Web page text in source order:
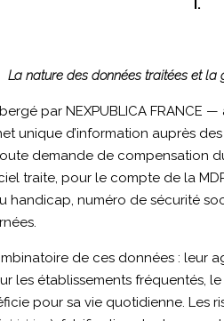
I.
La nature des données traitées et la
par NEXPUBLICA FRANCE
unique d’information auprès
demande de compensation
traite, pour le compte de la
handicap, numéro de sécurité
de ces données : leur
les établissements fréquentés,
pour sa vie quotidienne. Les